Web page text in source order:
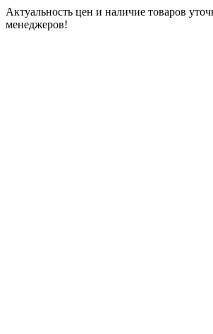
Актуальность цен и наличие товаров
менеджеров!